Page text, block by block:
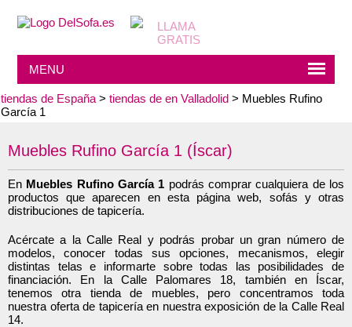
MENU
tiendas de España > tiendas de en Valladolid > Muebles Rufino
García 1
Muebles Rufino García 1 (Íscar)
En Muebles Rufino García 1 podrás comprar cualquiera de los
productos que aparecen en esta página web, sofás y otras
distribuciones de tapicería.
Acércate a la Calle Real y podrás probar un gran número de
modelos, conocer todas sus opciones, mecanismos, elegir
distintas telas e informarte sobre todas las posibilidades de
financiación. En la Calle Palomares 18, también en Íscar,
tenemos otra tienda de muebles, pero concentramos toda
nuestra oferta de tapicería en nuestra exposición de la Calle Real
14.